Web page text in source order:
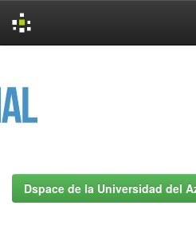
Dspace de la Universidad del